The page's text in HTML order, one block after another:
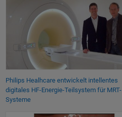
Philips Healhcare entwickelt intellentes
digitales HF-Energie-Teilsystem für MRT-
Systeme